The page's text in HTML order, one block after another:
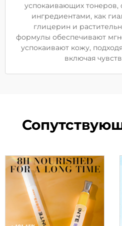
успокаивающих тонеров,
ингредиентами, как
глицерин и
формулы обеспечивают
успокаивают кожу,
включая